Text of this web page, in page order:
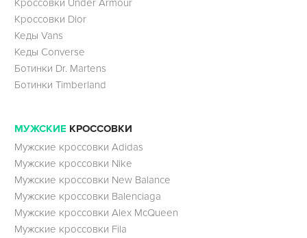
Кроссовки Under Armour
Кроссовки Dior
Кеды Vans
Кеды Converse
Ботинки Dr. Martens
Ботинки Timberland
МУЖСКИЕ КРОССОВКИ
Мужские кроссовки Adidas
Мужские кроссовки Nike
Мужские кроссовки New Balance
Мужские кроссовки Balenciaga
Мужские кроссовки Alex McQueen
Мужские кроссовки Fila